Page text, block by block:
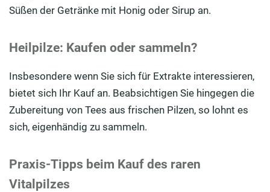
Süßen der Getränke mit Honig oder Sirup an.
Heilpilze: Kaufen oder sammeln?
Insbesondere wenn Sie sich für Extrakte interessieren,
bietet sich Ihr Kauf an. Beabsichtigen Sie hingegen die
Zubereitung von Tees aus frischen Pilzen, so lohnt es
sich, eigenhändig zu sammeln.
Praxis-Tipps beim Kauf des raren
Vitalpilzes